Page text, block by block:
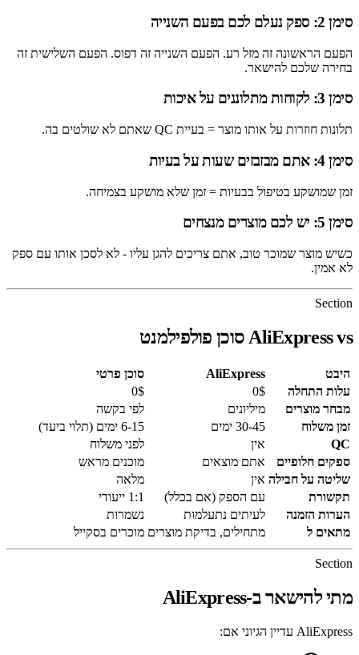
סימן 2: ספק נעלם לכם בפעם השנייה
הפעם הראשונה זה מזל רע. הפעם השנייה זה דפוס. הפעם השלישית זה
בחירה שלכם להישאר.
סימן 3: לקוחות מתלוננים על איכות
תלונות חוזרות על אותו מוצר = בעיית QC שאתם לא שולטים בה.
סימן 4: אתם מבזבזים שעות על בעיות
זמן שמושקע בטיפול בבעיות = זמן שלא מושקע בצמיחה.
סימן 5: יש לכם מוצרים מנצחים
כשיש מוצר שמוכר טוב, אתם צריכים להגן עליו - לא לסכן אותו עם ספק
לא אמין.
Section
AliExpress vs סוכן פולפילמנט
היבט AliExpress
סוכן פרטי
עלות התחלה
0$
0$
מבחר מוצרים
מיליונים
לפי בקשה
זמן משלוח
30-45 ימים
6-15 ימים (תלוי ביעד)
QC
אין
לפני משלוח
ספקים חלופיים
אתם מוצאים
מוכנים מראש
שליטה על חבילה אין
מלאה
תקשורת
עם הספק (אם בכלל)
1:1 ייעודי
הערות הזמנה
לעיתים נתעלמות
נשמרות
מתאים ל
מתחילים, בדיקת מוצרים מוכרים בסקייל
Section
מתי להישאר ב-AliExpress
AliExpress עדיין הגיוני אם: